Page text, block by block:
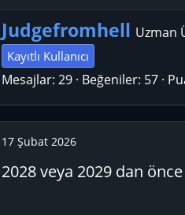
Y
a
z
a
r
Judgefromhell Uzman
Kayıtlı Kullanıcı
Mesajlar 29 Beğeniler 57
17 Şubat 2026
2028 veya 2029 dan